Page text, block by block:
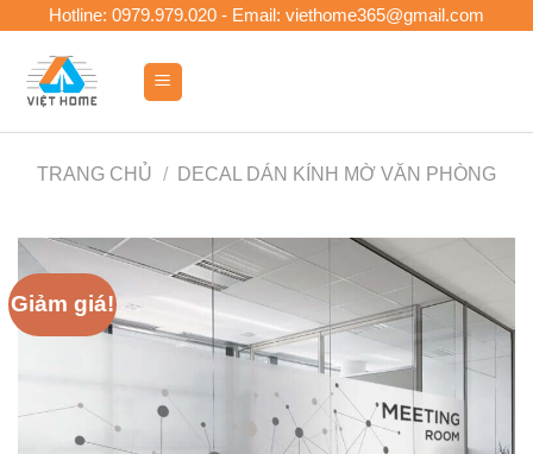
content
Hotline: 0979.979.020 - Email: viethome365@gmail.com
TRANG CHỦ / DECAL DÁN KÍNH MỜ VĂN PHÒNG
Giảm giá!